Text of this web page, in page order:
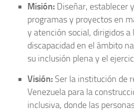
Misión: Diseñar, establecer
programas y proyectos en
y atención social, dirigidos a
discapacidad en el ámbito
su inclusión plena y el
Visión: Ser la institución de
Venezuela para la
inclusiva, donde las